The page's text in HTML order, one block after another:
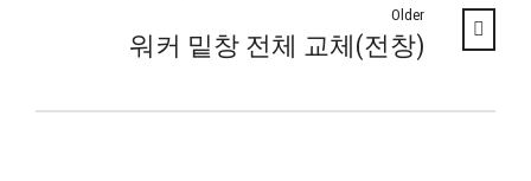
Older
워커 밑창 전체 교체(전창)